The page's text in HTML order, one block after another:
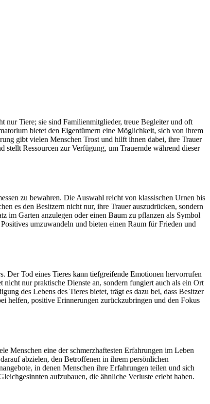
nur Tiere; sie sind Familienmitglieder, treue Begleiter und oft
bietet den Eigentümern eine Möglichkeit, sich von ihrem
gibt vielen Menschen Trost und hilft ihnen dabei, ihre Trauer
Ressourcen zur Verfügung, um Trauernde während dieser
zu bewahren. Die Auswahl reicht von klassischen Urnen bis
es den Besitzern nicht nur, ihre Trauer auszudrücken, sondern
im Garten anzulegen oder einen Baum zu pflanzen als Symbol
umzuwandeln und bieten einen Raum für Frieden und
Der Tod eines Tieres kann tiefgreifende Emotionen hervorrufen
nur praktische Dienste an, sondern fungiert auch als ein Ort
des Lebens des Tieres bietet, trägt es dazu bei, dass Besitzer
helfen, positive Erinnerungen zurückzubringen und den Fokus
Menschen eine der schmerzhaftesten Erfahrungen im Leben
abzielen, den Betroffenen in ihrem persönlichen
in denen Menschen ihre Erfahrungen teilen und sich
aufzubauen, die ähnliche Verluste erlebt haben.